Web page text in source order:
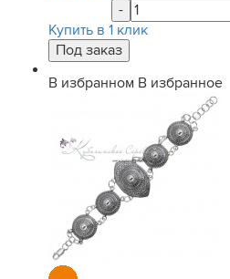
-
Купить в 1 клик
В избранном В избранное